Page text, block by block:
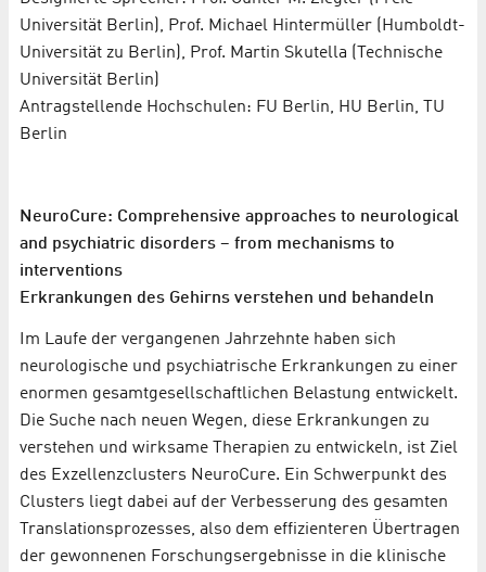
Universität Berlin), Prof. Michael Hintermüller (Humboldt-
Universität zu Berlin), Prof. Martin Skutella (Technische
Universität Berlin)
Antragstellende Hochschulen: FU Berlin, HU Berlin, TU
Berlin
NeuroCure: Comprehensive approaches to neurological
and psychiatric disorders – from mechanisms to
interventions
Erkrankungen des Gehirns verstehen und behandeln
Im Laufe der vergangenen Jahrzehnte haben sich
neurologische und psychiatrische Erkrankungen zu einer
enormen gesamtgesellschaftlichen Belastung entwickelt.
Die Suche nach neuen Wegen, diese Erkrankungen zu
verstehen und wirksame Therapien zu entwickeln, ist Ziel
des Exzellenzclusters NeuroCure. Ein Schwerpunkt des
Clusters liegt dabei auf der Verbesserung des gesamten
Translationsprozesses, also dem effizienteren Übertragen
der gewonnenen Forschungsergebnisse in die klinische